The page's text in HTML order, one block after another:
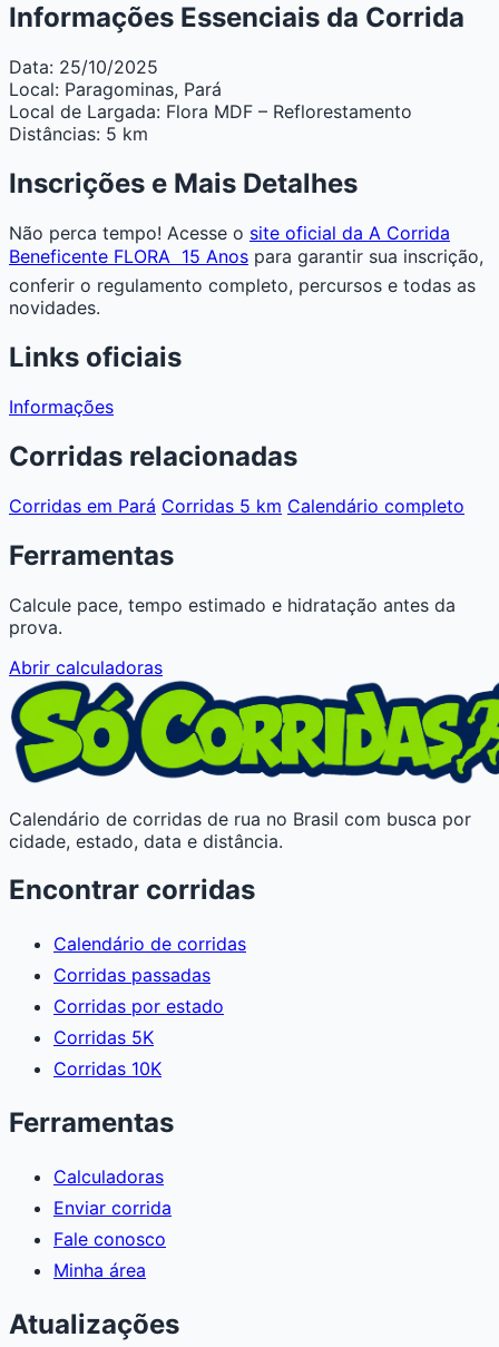
Informações Essenciais da Corrida
Data: 25/10/2025
Local: Paragominas, Pará
Local de Largada: Flora MDF – Reflorestamento
Distâncias: 5 km
Inscrições e Mais Detalhes
Não perca tempo! Acesse o site oficial da A Corrida
Beneficente FLORA  15 Anos para garantir sua inscrição,
conferir o regulamento completo, percursos e todas as
novidades.
Links oficiais
Informações
Corridas relacionadas
Corridas em Pará Corridas 5 km Calendário completo
Ferramentas
Calcule pace, tempo estimado e hidratação antes da
prova.
Abrir calculadoras
Calendário de corridas de rua no Brasil com busca por
cidade, estado, data e distância.
Encontrar corridas
Calendário de corridas
Corridas passadas
Corridas por estado
Corridas 5K
Corridas 10K
Ferramentas
Calculadoras
Enviar corrida
Fale conosco
Minha área
Atualizações